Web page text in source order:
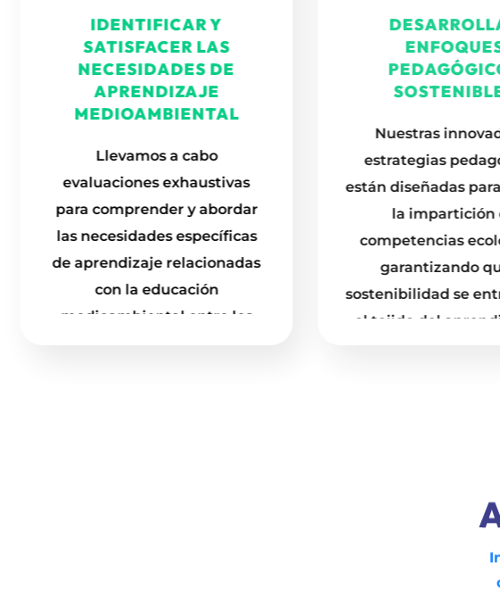
APRENDIZAJE
MEDIOAMBIENTAL
Llevamos a cabo
evaluaciones exhaustivas
para comprender y abordar
las necesidades específicas
de aprendizaje relacionadas
con la educación
medioambiental entre los
alumnos adultos.
Nuestras
estrategias
están diseñadas para
la impartición
competencias
garantizando
sostenibilidad se
el tejido del
adultos.